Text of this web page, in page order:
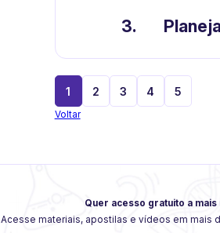
3.
1 2 3 4 5
Voltar
Quer acesso gratuito a
Acesse materiais, apostilas e vídeos em mais